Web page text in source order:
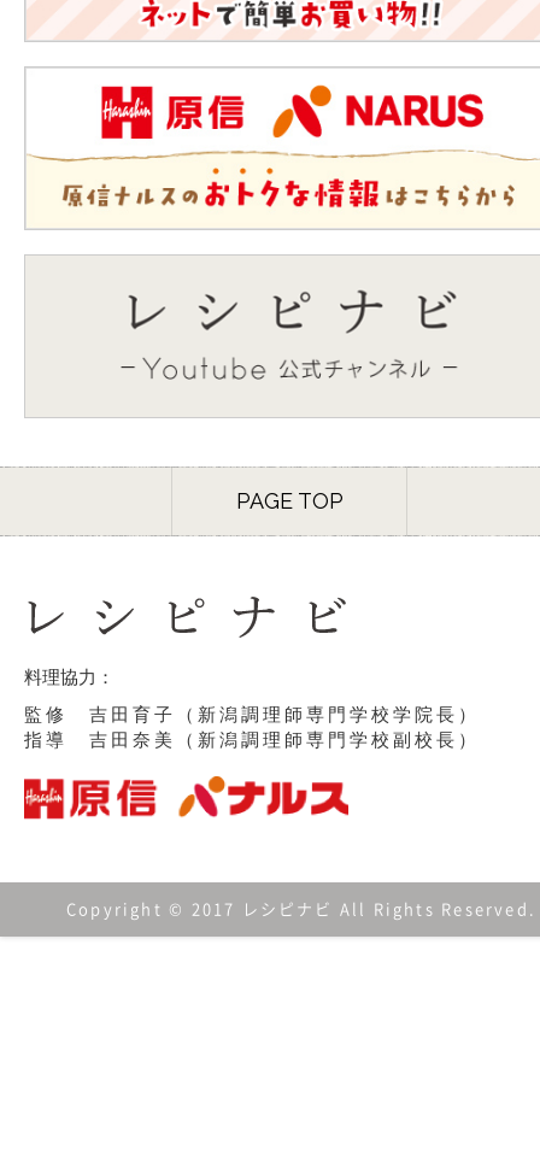
PAGE TOP
料理協力：
監修 吉田育子（新潟調理師専門学校学院長）
指導 吉田奈美（新潟調理師専門学校副校長）
Copyright © 2017 レシピナビ All Rights Reserved.